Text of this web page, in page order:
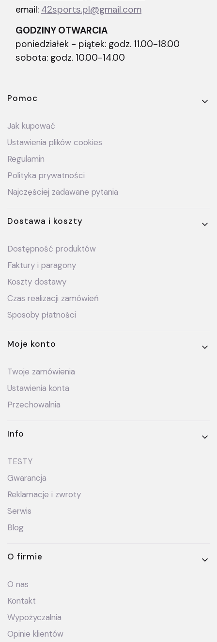
email: 42sports.pl@gmail.com
GODZINY OTWARCIA
poniedziałek - piątek: godz. 11.00-18.00
sobota: godz. 10.00-14.00
Linki w stopce
Pomoc
Jak kupować
Ustawienia plików cookies
Regulamin
Polityka prywatności
Najczęściej zadawane pytania
Dostawa i koszty
Dostępność produktów
Faktury i paragony
Koszty dostawy
Czas realizacji zamówień
Sposoby płatności
Moje konto
Twoje zamówienia
Ustawienia konta
Przechowalnia
Info
TESTY
Gwarancja
Reklamacje i zwroty
Serwis
Blog
O firmie
O nas
Kontakt
Wypożyczalnia
Opinie klientów